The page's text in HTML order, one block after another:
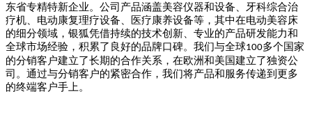
东省专精特新企业。公司 产品涵盖美容仪器和设备、牙科综合治
疗机、电动康复理疗设备、
医疗康养设备等，其中在电动美容床
的细分领域， 银狐凭借持续的技术创新、专业的产品研发能力和
全球市场经验，积累了良好的品牌口碑。 我们与全球100多个国家
的分销客户建立了长期的合作关系，在欧洲和美国建立了独资公
司。通过与分销客户的紧密合作，我们将产品和服务传递到更多
的终端客户手上。